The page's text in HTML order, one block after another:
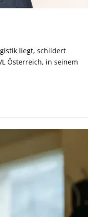
liegt, schildert
Österreich, in seinem